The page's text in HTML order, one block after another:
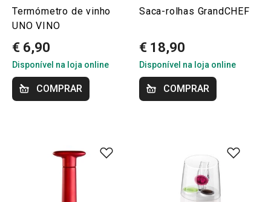
Termómetro de vinho
UNO VINO
€ 6,90
Disponível na loja online
COMPRAR
Saca-rolhas GrandCHEF
€ 18,90
Disponível na loja online
COMPRAR